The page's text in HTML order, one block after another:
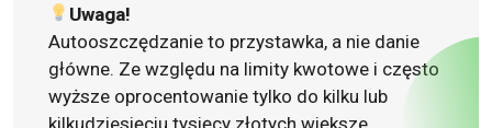
Uwaga!
Autooszczędzanie to przystawka, a nie danie
główne. Ze względu na limity kwotowe i często
wyższe oprocentowanie tylko do kilku lub
kilkudziesięciu tysięcy złotych większe